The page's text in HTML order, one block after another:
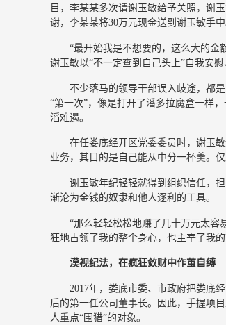
目，李某某多次请谢玉敏给予关照，谢
谢，李某某将30万元现金送到谢玉敏手中
“最开始我是不想要的，这么大的金
谢玉敏以“不一定查到自己头上”自我安
不少落马的领导干部误入歧途，都
“第一次”，像是打开了潘多拉魔盒一样
滔难遏。
在任娄底经开区党委委员时，谢玉
业务，其目的是自己能从中分一杯羹。
谢玉敏年纪轻轻就得到组织信任，
渐沦为金钱的奴隶和他人逐利的工具。
“那么轻轻松松地赚了几十万元太容
狂地占领了我的整个身心，也主宰了我
漠视纪法，在疯狂敛财中作茧自缚
2017年，娄底市委、市政府把娄底
后的第一任公司董事长。因此，手握项
人重点“围猎”的对象。